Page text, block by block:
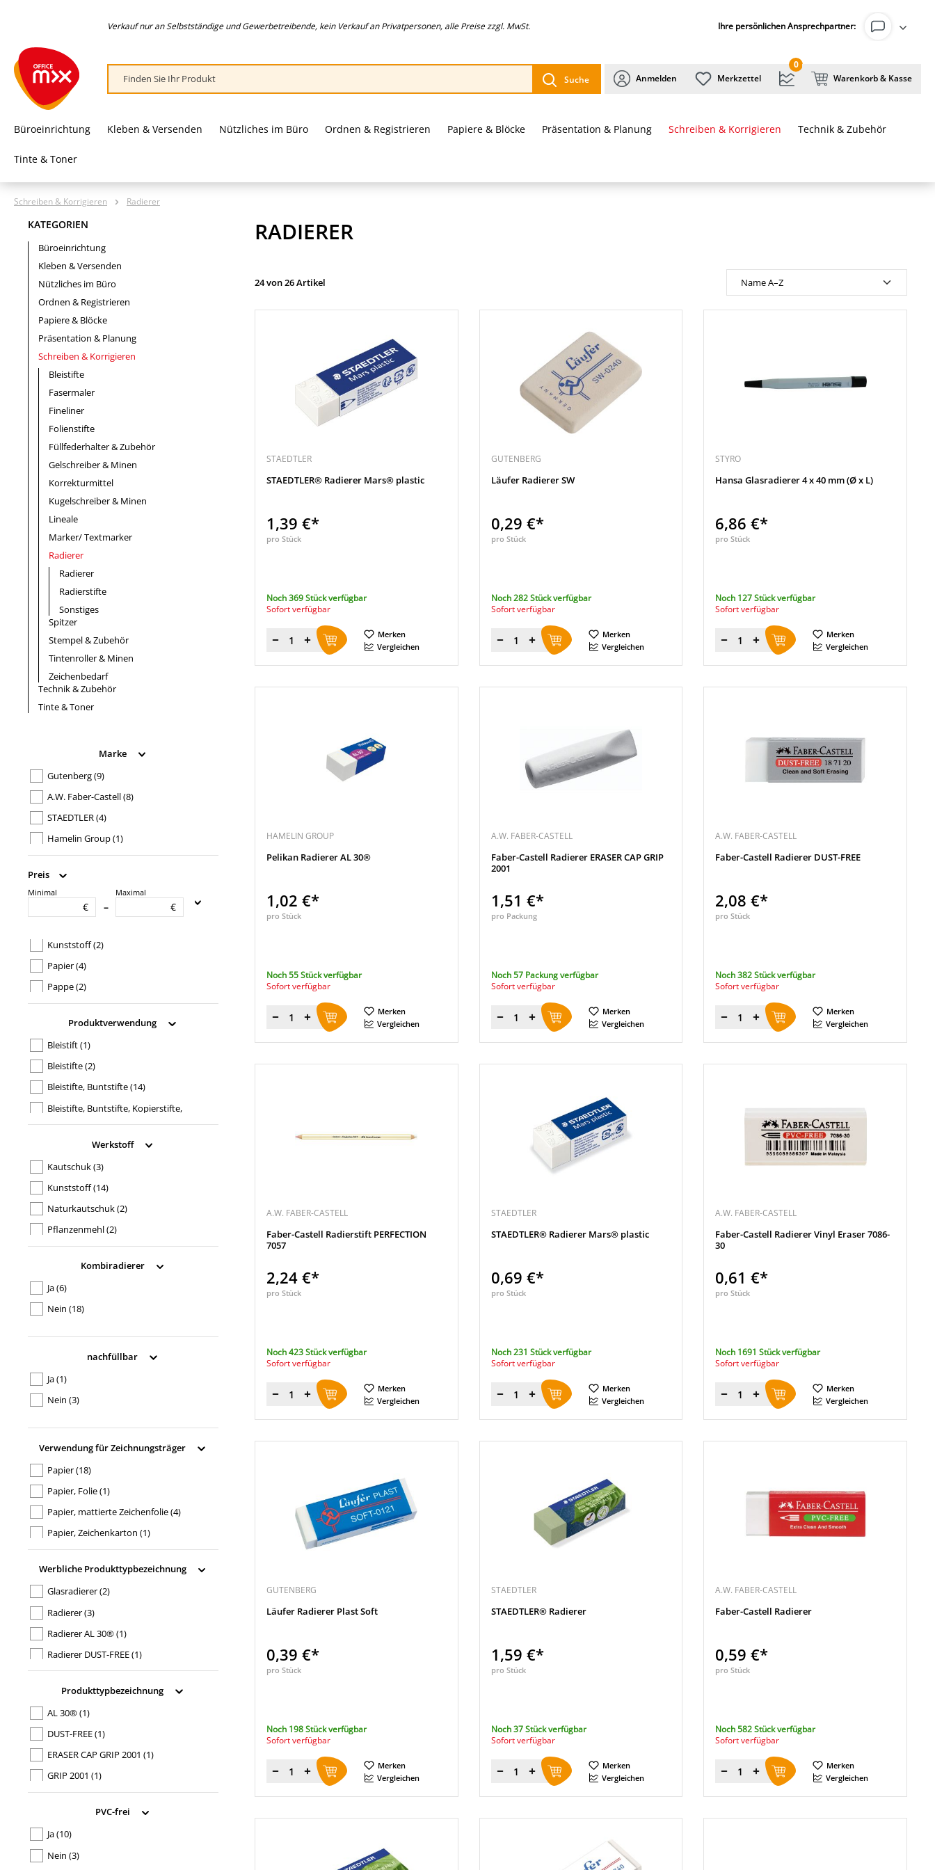
Verkauf nur an Selbstständige und Gewerbetreibende, kein Verkauf an Privatpersonen, alle Preise zzgl. MwSt. Ihre persönlichen Ansprechpartner:
Suche Anmelden Merkzettel
0
Warenkorb & Kasse
Büroeinrichtung Kleben & Versenden Nützliches im Büro Ordnen & Registrieren Papiere & Blöcke Präsentation & Planung Schreiben & Korrigieren Technik & Zubehör
Tinte & Toner
Schreiben & Korrigieren Radierer
KATEGORIEN
Büroeinrichtung
Kleben & Versenden
Nützliches im Büro
Ordnen & Registrieren
Papiere & Blöcke
Präsentation & Planung
Schreiben & Korrigieren
Bleistifte
Fasermaler
Fineliner
Folienstifte
Füllfederhalter & Zubehör
Gelschreiber & Minen
Korrekturmittel
Kugelschreiber & Minen
Lineale
Marker/ Textmarker
Radierer
Radierer
Radierstifte
Sonstiges
Spitzer
Stempel & Zubehör
Tintenroller & Minen
Zeichenbedarf
Technik & Zubehör
Tinte & Toner
Marke
Gutenberg(9)
A.W. Faber-Castell(8)
STAEDTLER(4)
Hamelin Group(1)
styro(1)
Newell Poland Services
edding(1)
Preis
Minimal
€ –
Maximal
€
Material der Schiebemanschette
Kunststoff(2)
Papier(4)
Pappe(2)
Produktverwendung
Bleistift(1)
Bleistifte(2)
Bleistifte, Buntstifte(14)
Bleistifte, Buntstifte, Kopierstifte,
Kugelschreiber
Bleistifte, Farbstifte
Bleistifte, Farbstifte, Kopierstifte,
Tinte, Tusche, Kugelschreiber
Tusche, Transparentpapier
Werkstoff
Kautschuk(3)
Kunststoff(14)
Naturkautschuk(2)
Pflanzenmehl(2)
PVC(3)
Kombiradierer
Ja(6)
Nein (18)
nachfüllbar
Ja(1)
Nein (3)
Verwendung für Zeichnungsträger
Papier(18)
Papier, Folie(1)
Papier, mattierte Zeichenfolie(4)
Papier, Zeichenkarton (1)
Werbliche Produkttypbezeichnung
Glasradierer(2)
Radierer(3)
Radierer AL 30®(1)
Radierer DUST-FREE(1)
Radierer ERASER CAP GRIP 2001(1)
Radierer GRIP 2001(1)
Radierer Mars® plastic
Radierer Plast
Radierer Plast L-125(1)
Radierer Plast Soft
Radierer rapid-eraser B20
Produkttypbezeichnung
AL 30®(1)
DUST-FREE(1)
ERASER CAP GRIP 2001 (1)
GRIP 2001 (1)
Mars® plastic(2)
PERFECTION 7057(1)
PERFECTION 7058
Plast(2)
PVC-frei
Ja(10)
Nein (3)
RADIERER
24 von 26 Artikel
STAEDTLER
STAEDTLER® Radierer Mars® plastic
1,39 €*
pro Stück
Noch 369 Stück verfügbar
Sofort verfügbar
Menge
Merken
Vergleichen
GUTENBERG
Läufer Radierer SW
0,29 €*
pro Stück
Noch 282 Stück verfügbar
Sofort verfügbar
Menge
Merken
Vergleichen
STYRO
Hansa Glasradierer 4 x 40 mm (Ø x L)
6,86 €*
pro Stück
Noch 127 Stück verfügbar
Sofort verfügbar
Menge
Merken
Vergleichen
HAMELIN GROUP
Pelikan Radierer AL 30®
1,02 €*
pro Stück
Noch 55 Stück verfügbar
Sofort verfügbar
Menge
Merken
Vergleichen
A.W. FABER-CASTELL
Faber-Castell Radierer ERASER CAP GRIP
2001
1,51 €*
pro Packung
Noch 57 Packung verfügbar
Sofort verfügbar
Menge
Merken
Vergleichen
A.W. FABER-CASTELL
Faber-Castell Radierer DUST-FREE
2,08 €*
pro Stück
Noch 382 Stück verfügbar
Sofort verfügbar
Menge
Merken
Vergleichen
A.W. FABER-CASTELL
Faber-Castell Radierstift PERFECTION
7057
2,24 €*
pro Stück
Noch 423 Stück verfügbar
Sofort verfügbar
Menge
Merken
Vergleichen
STAEDTLER
STAEDTLER® Radierer Mars® plastic
0,69 €*
pro Stück
Noch 231 Stück verfügbar
Sofort verfügbar
Menge
Merken
Vergleichen
A.W. FABER-CASTELL
Faber-Castell Radierer Vinyl Eraser 7086-
30
0,61 €*
pro Stück
Noch 1691 Stück verfügbar
Sofort verfügbar
Menge
Merken
Vergleichen
GUTENBERG
Läufer Radierer Plast Soft
0,39 €*
pro Stück
Noch 198 Stück verfügbar
Sofort verfügbar
Menge
Merken
Vergleichen
STAEDTLER
STAEDTLER® Radierer
1,59 €*
pro Stück
Noch 37 Stück verfügbar
Sofort verfügbar
Menge
Merken
Vergleichen
A.W. FABER-CASTELL
Faber-Castell Radierer
0,59 €*
pro Stück
Noch 582 Stück verfügbar
Sofort verfügbar
Menge
Merken
Vergleichen